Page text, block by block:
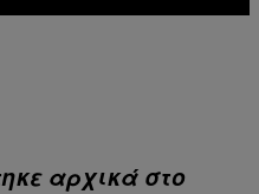
αρχικά στο